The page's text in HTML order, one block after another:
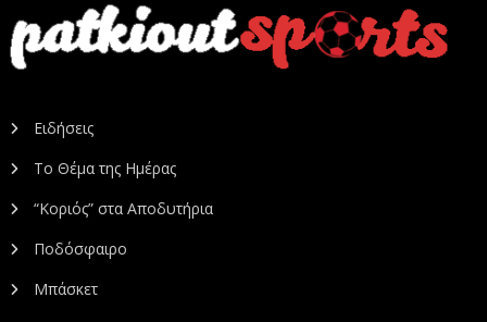
Ειδήσεις
Το Θέμα της Ημέρας
“Κοριός” στα Αποδυτήρια
Ποδόσφαιρο
Μπάσκετ